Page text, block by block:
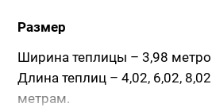
Размер
Ширина теплицы – 3,98
Длина теплиц – 4,02, 6,02,
метрам.